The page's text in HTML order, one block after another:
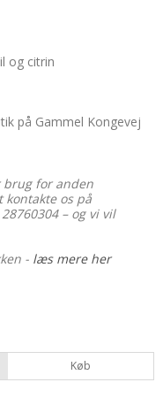
og citrin
på Gammel Kongevej
brug for anden
os på
– og vi vil
- læs mere her
Køb